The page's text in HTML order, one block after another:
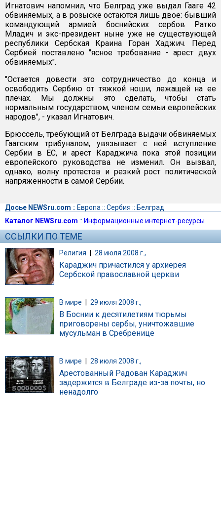
Игнатович напомнил, что Белград уже выдал Гааге 42
обвиняемых, а в розыске остаются лишь двое: бывший
командующий армией боснийских сербов Ратко
Младич и экс-президент ныне уже не существующей
республики Сербская Краина Горан Хаджич. Перед
Сербией поставлено "ясное требование - арест двух
обвиняемых".
"Остается довести это сотрудничество до конца и
освободить Сербию от тяжкой ноши, лежащей на ее
плечах. Мы должны это сделать, чтобы стать
нормальным государством, членом семьи европейских
народов", - указал Игнатович.
Брюссель, требующий от Белграда выдачи обвиняемых
Гаагским трибуналом, увязывает с ней вступление
Сербии в ЕС, и арест Караджича пока этой позиции
европейского руководства не изменил. Он вызвал,
однако, волну протестов и резкий рост политической
напряженности в самой Сербии.
Досье NEWSru.com :: Европа :: Сербия :: Белград
Каталог NEWSru.com :: Информационные интернет-ресурсы
ССЫЛКИ ПО ТЕМЕ
Религия | 28 июля 2008 г.,
Караджич причастился у архиерея
Сербской православной церкви
В мире 29 июля 2008 г.,
В Боснии к десятилетиям тюрьмы
приговорены сербы, уничтожавшие
мусульман в Сребренице
В мире 28 июля 2008 г.,
Арестованный Радован Караджич
задержится в Белграде из-за почты, но
ненадолго